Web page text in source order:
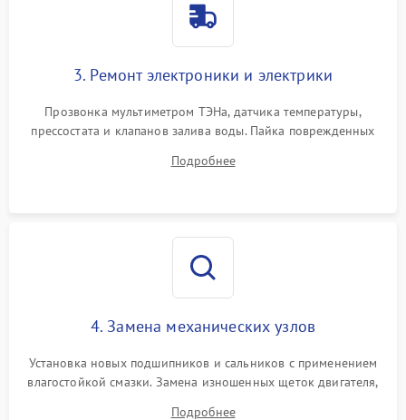
3. Ремонт электроники и электрики
Прозвонка мультиметром ТЭНа, датчика температуры,
прессостата и клапанов залива воды. Пайка поврежденных
Восстановление целостности проводки и контактов.
Подробнее
4. Замена механических узлов
Установка новых подшипников и сальников с применением
влагостойкой смазки. Замена изношенных щеток двигателя,
Подробнее